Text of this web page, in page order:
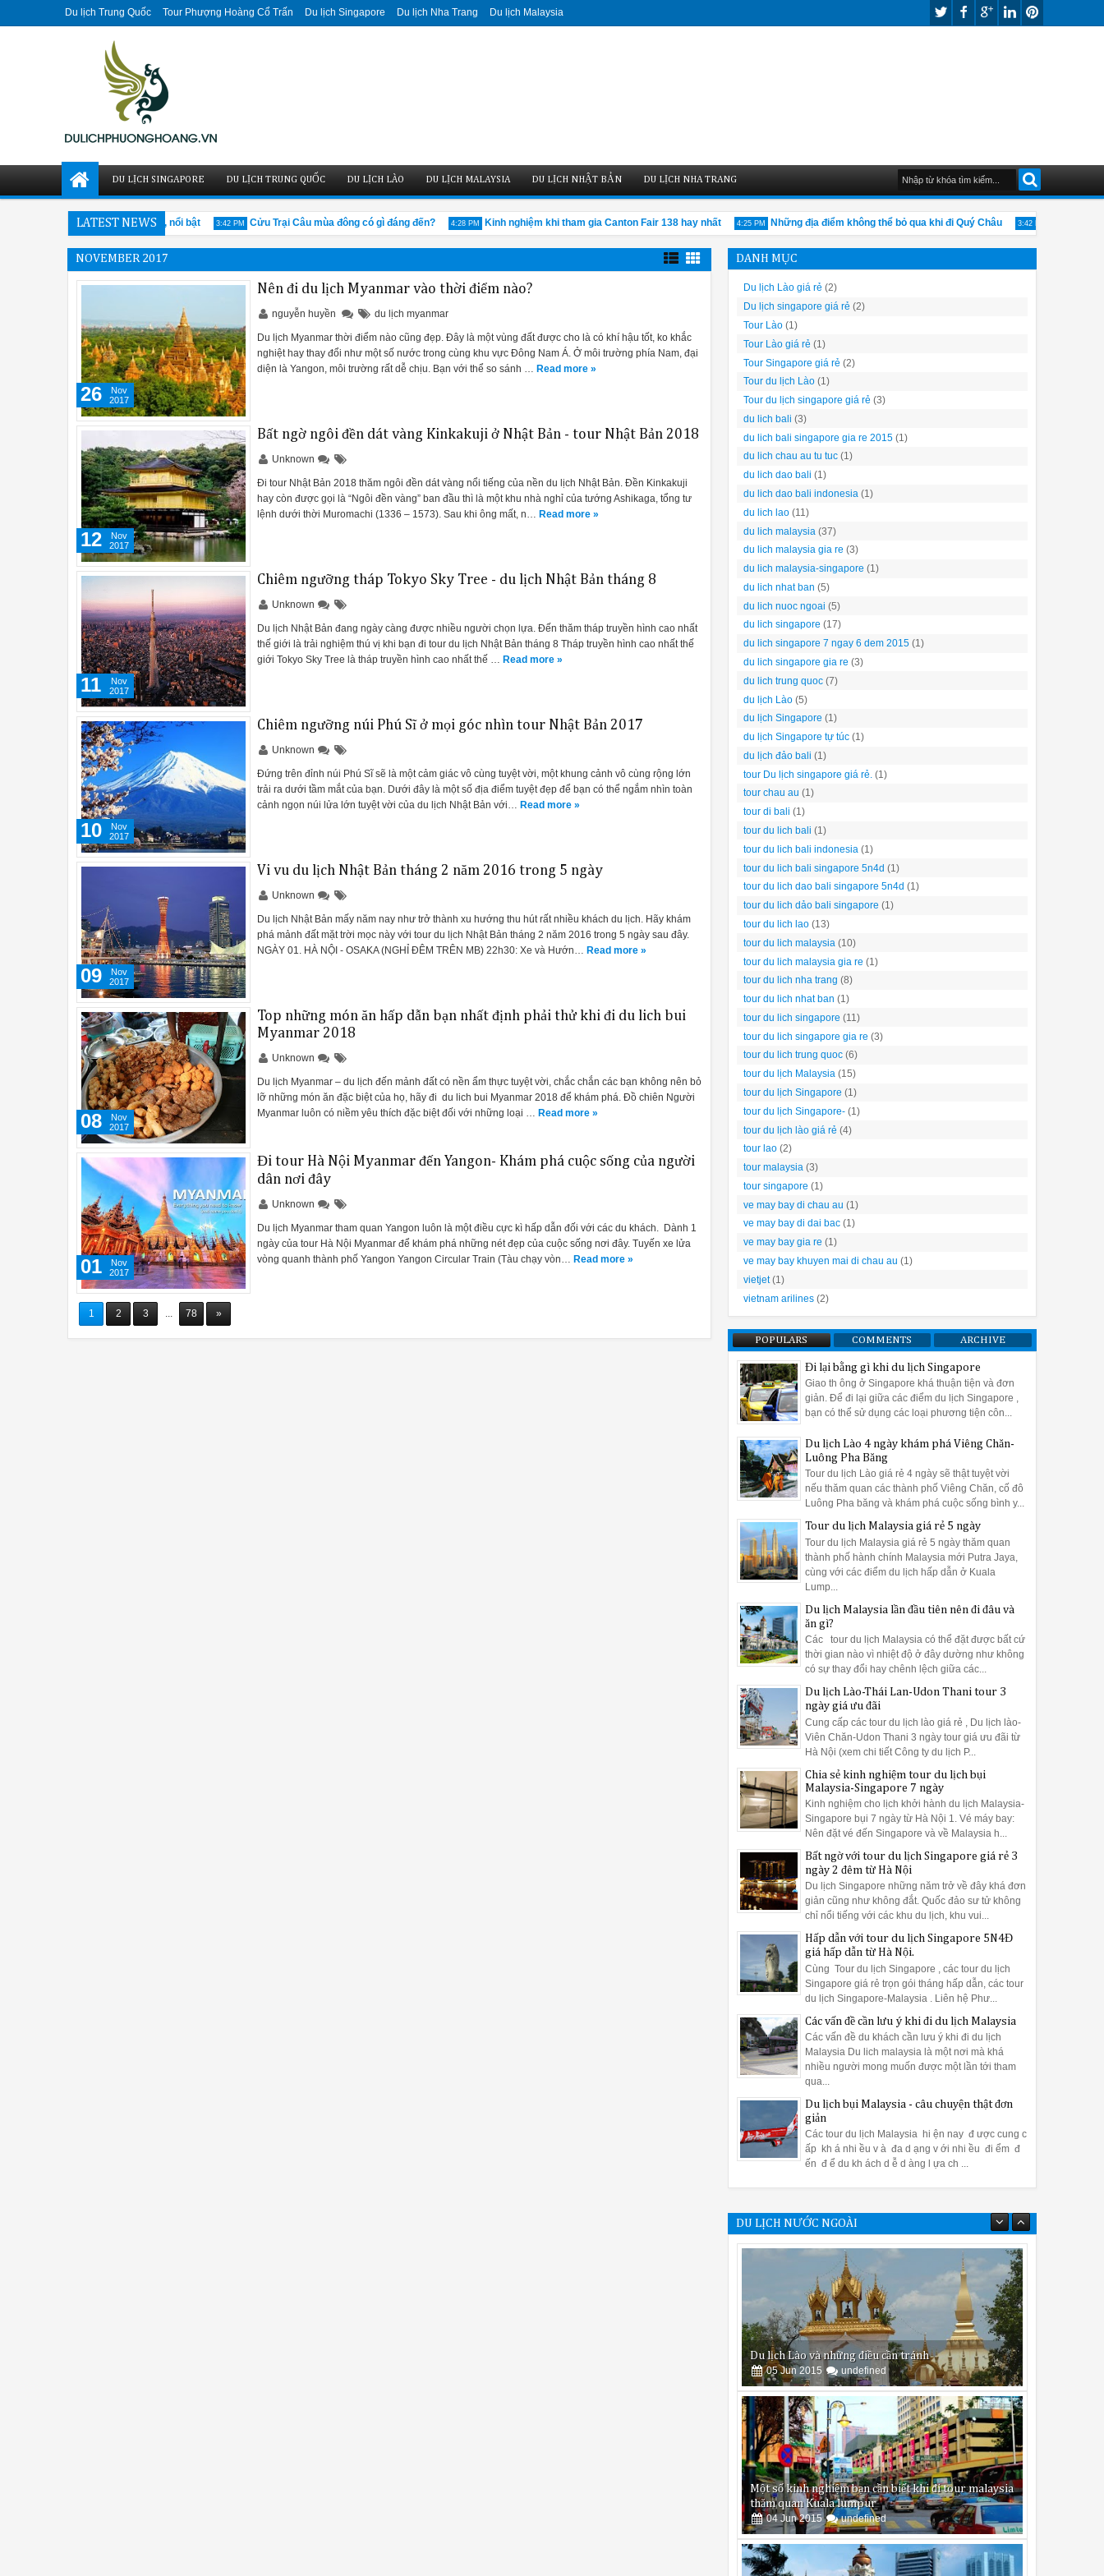
Du lịch Trung Quốc Tour Phượng Hoàng Cổ Trấn Du lịch Singapore Du lịch Nha Trang Du lịch Malaysia
DU LỊCH SINGAPORE DU LỊCH TRUNG QUỐC DU LỊCH LÀO DU LỊCH MALAYSIA DU LỊCH NHẬT BẢN DU LỊCH NHA TRANG
LATEST NEWS
phố cổ Cáp Nhĩ Tân ấn tượng, nổi bật 3:42 PM Cửu Trại Câu mùa đông có gì đáng đến? 4:28 PM Kinh nghiệm khi tham gia Canton Fair 138 hay nhất 4:25 PM Những địa điểm không thể bỏ qua khi đi Quý Châu 3:42 PM Một vài nét về
NOVEMBER 2017
Nên đi du lịch Myanmar vào thời điểm nào?
nguyễn huyền du lịch myanmar
Du lịch Myanmar thời điểm nào cũng đẹp. Đây là một vùng đất được cho là có khí hậu tốt, ko khắc
nghiệt hay thay đổi như một số nước trong cùng khu vực Đông Nam Á. Ở môi trường phía Nam, đại
diện là Yangon, môi trường rất dễ chịu. Bạn với thể so sánh … Read more »
26
Nov
2017
Bất ngờ ngôi đền dát vàng Kinkakuji ở Nhật Bản - tour Nhật Bản 2018
Unknown
Đi tour Nhật Bản 2018 thăm ngôi đền dát vàng nổi tiếng của nền du lịch Nhật Bản. Đền Kinkakuji
hay còn được gọi là “Ngôi đền vàng” ban đầu thì là một khu nhà nghỉ của tướng Ashikaga, tổng tư
lệnh dưới thời Muromachi (1336 – 1573). Sau khi ông mất, n… Read more »
12
Nov
2017
Chiêm ngưỡng tháp Tokyo Sky Tree - du lịch Nhật Bản tháng 8
Unknown
Du lịch Nhật Bản đang ngày càng được nhiều người chọn lựa. Đến thăm tháp truyền hình cao nhất
thế giới là trải nghiệm thú vị khi bạn đi tour du lịch Nhật Bản tháng 8 Tháp truyền hình cao nhất thế
giới Tokyo Sky Tree là tháp truyền hình cao nhất thế … Read more »
11
Nov
2017
Chiêm ngưỡng núi Phú Sĩ ở mọi góc nhìn tour Nhật Bản 2017
Unknown
Đứng trên đỉnh núi Phú Sĩ sẽ là một cảm giác vô cùng tuyệt vời, một khung cảnh vô cùng rộng lớn
trải ra dưới tầm mắt của bạn. Dưới đây là một số địa điểm tuyệt đẹp để bạn có thể ngắm nhìn toàn
cảnh ngọn núi lửa lớn tuyệt vời của du lịch Nhật Bản với… Read more »
10
Nov
2017
Vi vu du lịch Nhật Bản tháng 2 năm 2016 trong 5 ngày
Unknown
Du lịch Nhật Bản mấy năm nay như trở thành xu hướng thu hút rất nhiều khách du lịch. Hãy khám
phá mảnh đất mặt trời mọc này với tour du lịch Nhật Bản tháng 2 năm 2016 trong 5 ngày sau đây.
NGÀY 01. HÀ NỘI - OSAKA (NGHỈ ĐÊM TRÊN MB) 22h30: Xe và Hướn… Read more »
09
Nov
2017
Top những món ăn hấp dẫn bạn nhất định phải thử khi đi du lich bui
Myanmar 2018
Unknown
Du lịch Myanmar – du lịch đến mảnh đất có nền ẩm thực tuyệt vời, chắc chắn các bạn không nên bỏ
lỡ những món ăn đặc biệt của họ, hãy đi du lich bui Myanmar 2018 để khám phá. Đồ chiên Người
Myanmar luôn có niềm yêu thích đặc biệt đối với những loại … Read more »
08
Nov
2017
Đi tour Hà Nội Myanmar đến Yangon- Khám phá cuộc sống của người
dân nơi đây
Unknown
Du lịch Myanmar tham quan Yangon luôn là một điều cực kì hấp dẫn đối với các du khách. Dành 1
ngày của tour Hà Nội Myanmar để khám phá những nét đẹp của cuộc sống nơi đây. Tuyến xe lửa
vòng quanh thành phố Yangon Yangon Circular Train (Tàu chạy vòn… Read more »
01
Nov
2017
1 2 3 ... 78 »
DANH MỤC
Du lịch Lào giá rẻ (2)
Du lịch singapore giá rẻ (2)
Tour Lào (1)
Tour Lào giá rẻ (1)
Tour Singapore giá rẻ (2)
Tour du lịch Lào (1)
Tour du lịch singapore giá rẻ (3)
du lich bali (3)
du lich bali singapore gia re 2015 (1)
du lich chau au tu tuc (1)
du lich dao bali (1)
du lich dao bali indonesia (1)
du lich lao (11)
du lich malaysia (37)
du lich malaysia gia re (3)
du lich malaysia-singapore (1)
du lich nhat ban (5)
du lich nuoc ngoai (5)
du lich singapore (17)
du lich singapore 7 ngay 6 dem 2015 (1)
du lich singapore gia re (3)
du lich trung quoc (7)
du lịch Lào (5)
du lịch Singapore (1)
du lịch Singapore tự túc (1)
du lịch đảo bali (1)
tour Du lịch singapore giá rẻ. (1)
tour chau au (1)
tour di bali (1)
tour du lich bali (1)
tour du lich bali indonesia (1)
tour du lich bali singapore 5n4d (1)
tour du lich dao bali singapore 5n4d (1)
tour du lich dảo bali singapore (1)
tour du lich lao (13)
tour du lich malaysia (10)
tour du lich malaysia gia re (1)
tour du lich nha trang (8)
tour du lich nhat ban (1)
tour du lich singapore (11)
tour du lich singapore gia re (3)
tour du lich trung quoc (6)
tour du lịch Malaysia (15)
tour du lịch Singapore (1)
tour du lịch Singapore- (1)
tour du lịch lào giá rẻ (4)
tour lao (2)
tour malaysia (3)
tour singapore (1)
ve may bay di chau au (1)
ve may bay di dai bac (1)
ve may bay gia re (1)
ve may bay khuyen mai di chau au (1)
vietjet (1)
vietnam arilines (2)
POPULARS COMMENTS ARCHIVE
Đi lại bằng gì khi du lịch Singapore
Giao th ông ở Singapore khá thuận tiện và đơn
giản. Để đi lại giữa các điểm du lịch Singapore ,
bạn có thể sử dụng các loại phương tiện côn...
Du lịch Lào 4 ngày khám phá Viêng Chăn-
Luông Pha Băng
Tour du lịch Lào giá rẻ 4 ngày sẽ thật tuyệt vời
nếu thăm quan các thành phố Viêng Chăn, cố đô
Luông Pha băng và khám phá cuộc sống bình y...
Tour du lịch Malaysia giá rẻ 5 ngày
Tour du lịch Malaysia giá rẻ 5 ngày thăm quan
thành phố hành chính Malaysia mới Putra Jaya,
cùng với các điểm du lịch hấp dẫn ở Kuala
Lump...
Du lịch Malaysia lần đầu tiên nên đi đâu và
ăn gì?
Các tour du lịch Malaysia có thể đặt được bất cứ
thời gian nào vì nhiệt độ ở đây dường như không
có sự thay đổi hay chênh lệch giữa các...
Du lịch Lào-Thái Lan-Udon Thani tour 3
ngày giá ưu đãi
Cung cấp các tour du lịch lào giá rẻ , Du lịch lào-
Viên Chăn-Udon Thani 3 ngày tour giá ưu đãi từ
Hà Nội (xem chi tiết Công ty du lịch P...
Chia sẻ kinh nghiệm tour du lịch bụi
Malaysia-Singapore 7 ngày
Kinh nghiệm cho lịch khởi hành du lịch Malaysia-
Singapore bụi 7 ngày từ Hà Nội 1. Vé máy bay:
Nên đặt vé đến Singapore và về Malaysia h...
Bất ngờ với tour du lịch Singapore giá rẻ 3
ngày 2 đêm từ Hà Nội
Du lịch Singapore những năm trở về đây khá đơn
giản cũng như không đắt. Quốc đảo sư tử không
chỉ nổi tiếng với các khu du lịch, khu vui...
Hấp dẫn với tour du lịch Singapore 5N4Đ
giá hấp dẫn từ Hà Nội.
Cùng Tour du lịch Singapore , các tour du lịch
Singapore giá rẻ trọn gói tháng hấp dẫn, các tour
du lịch Singapore-Malaysia . Liên hệ Phư...
Các vấn đề cần lưu ý khi đi du lịch Malaysia
Các vấn đề du khách cần lưu ý khi đi du lịch
Malaysia Du lich malaysia là một nơi mà khá
nhiều người mong muốn được một lần tới tham
qua...
Du lịch bụi Malaysia - câu chuyện thật đơn
giản
Các tour du lịch Malaysia hi ện nay đ ược cung c
ấp kh á nhi ều v à đa d ạng v ới nhi ều đi ểm đ
ến đ ể du kh ách d ễ d àng l ựa ch ...
DU LỊCH NƯỚC NGOÀI
Du lịch Lào và những điều cần tránh
05 Jun 2015 undefined
Một số kinh nghiệm bạn cần biết khi đi tour malaysia
thăm quan Kuala lumpur
04 Jun 2015 undefined
Du lịch Malaysia lần đầu tiên nên đi đâu và ăn gì?
02 Jun 2015 undefined